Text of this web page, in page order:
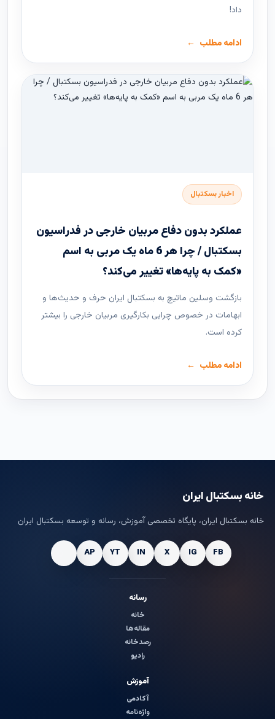
داد!
ادامه مطلب
اخبار بسکتبال
عملکرد بدون دفاع مربیان خارجی در فدراسیون
بسکتبال / چرا هر 6 ماه یک مربی به اسم
«کمک به پایه‌ها» تغییر می‌کند؟
بازگشت وسلین ماتیچ به بسکتبال ایران حرف و حدیث‌ها و
ابهامات در خصوص چرایی بکارگیری مربیان خارجی را بیشتر
کرده است.
ادامه مطلب
خانه بسکتبال ایران
خانه بسکتبال ایران، پایگاه تخصصی آموزش، رسانه و توسعه بسکتبال ایران
رسانه
خانه
مقاله‌ها
رصدخانه
رادیو
آموزش
آکادمی
واژه‌نامه